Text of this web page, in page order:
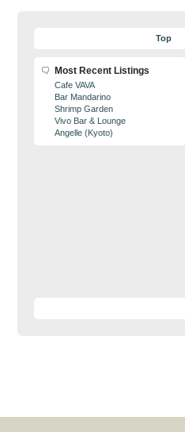
Top
Most Recent Listings
Cafe VAVA
Bar Mandarino
Shrimp Garden
Vivo Bar & Lounge
Angelle (Kyoto)